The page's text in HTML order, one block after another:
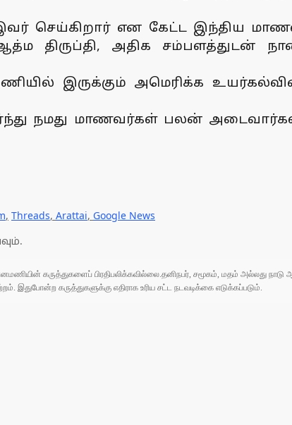
செய்கிறார் என கேட்ட இந்திய
திருப்தி, அதிக சம்பளத்துடன்
இருக்கும் அமெரிக்க
நமது மாணவர்கள் பலன்
, Threads, Arattai, Google News
கருத்துகளைப் பிரதிபலிக்கவில்லை.தனிநபர், சமூகம், மதம் அல்லது
கருத்துகளுக்கு எதிராக உரிய சட்ட நடவடிக்கை எடுக்கப்படும்.